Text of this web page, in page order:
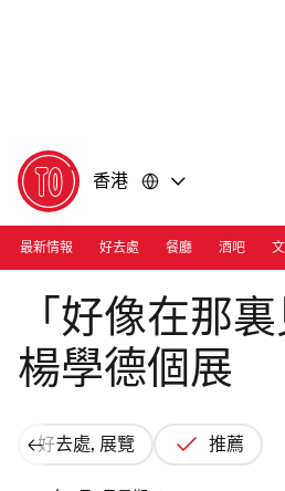
香港
最新情報 好去處 餐廳 酒吧
Photograph: Courtesy Harbour City
「好像在那裏
楊學德個展
好去處, 展覽 推薦